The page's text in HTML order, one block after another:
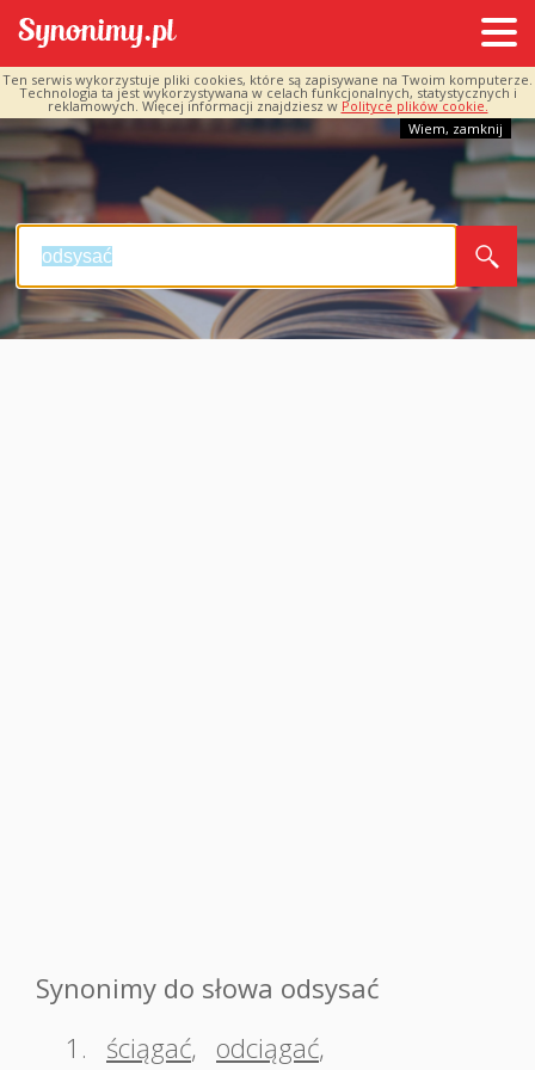
Ten serwis wykorzystuje pliki cookies, które są zapisywane na Twoim komputerze.
Technologia ta jest wykorzystywana w celach funkcjonalnych, statystycznych i
reklamowych. Więcej informacji znajdziesz w Polityce plików cookie.
Wiem, zamknij
Synonimy do słowa odsysać
1.
ściągać, odciągać,